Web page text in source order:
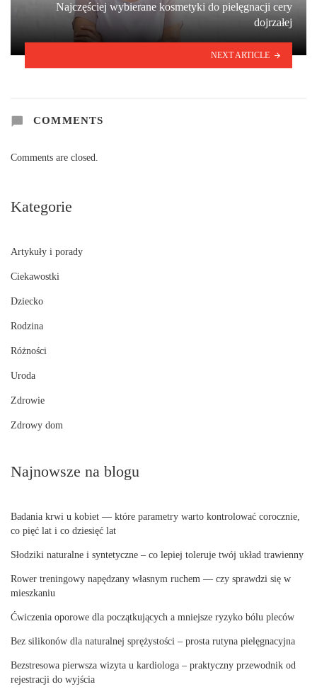
Najczęściej wybierane kosmetyki do pielęgnacji cery
dojrzałej
NEXT ARTICLE
COMMENTS
Comments are closed.
Kategorie
Artykuły i porady
Ciekawostki
Dziecko
Rodzina
Różności
Uroda
Zdrowie
Zdrowy dom
Najnowsze na blogu
Badania krwi u kobiet — które parametry warto kontrolować corocznie,
co pięć lat i co dziesięć lat
Słodziki naturalne i syntetyczne – co lepiej toleruje twój układ trawienny
Rower treningowy napędzany własnym ruchem — czy sprawdzi się w
mieszkaniu
Ćwiczenia oporowe dla początkujących a mniejsze ryzyko bólu pleców
Bez silikonów dla naturalnej sprężystości – prosta rutyna pielęgnacyjna
Bezstresowa pierwsza wizyta u kardiologa – praktyczny przewodnik od
rejestracji do wyjścia